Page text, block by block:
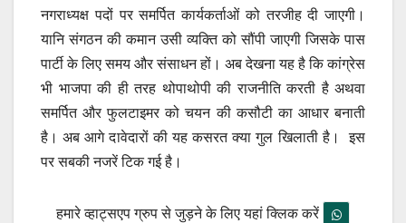
नगराध्यक्ष पदों पर समर्पित कार्यकर्ताओं को तरजीह दी जाएगी।
यानि संगठन की कमान उसी व्यक्ति को सौंपी जाएगी जिसके पास
पार्टी के लिए समय और संसाधन हों। अब देखना यह है कि कांग्रेस
भी भाजपा की ही तरह थोपाथोपी की राजनीति करती है अथवा
समर्पित और फुलटाइमर को चयन की कसौटी का आधार बनाती
है। अब आगे दावेदारों की यह कसरत क्या गुल खिलाती है। इस
पर सबकी नजरें टिक गई है।
हमारे व्हाट्सएप ग्रुप से जुड़ने के लिए यहां क्लिक करें